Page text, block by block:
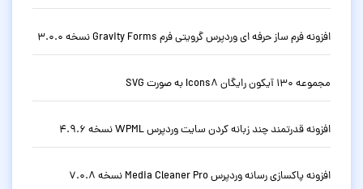
افزونه فرم ساز حرفه ای وردپرس گرویتی فرم Gravity Forms نسخه 3.0.0
مجموعه 130 آیکون رایگان Icons8 به صورت SVG
افزونه قدرتمند چند زبانه کردن سایت وردپرس WPML نسخه 4.9.6
افزونه پاکسازی رسانه وردپرس Media Cleaner Pro نسخه 7.0.8